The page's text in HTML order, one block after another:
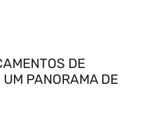
DE
PANORAMA DE